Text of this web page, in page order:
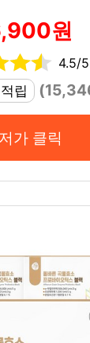
원
4.5/
립
가 클릭